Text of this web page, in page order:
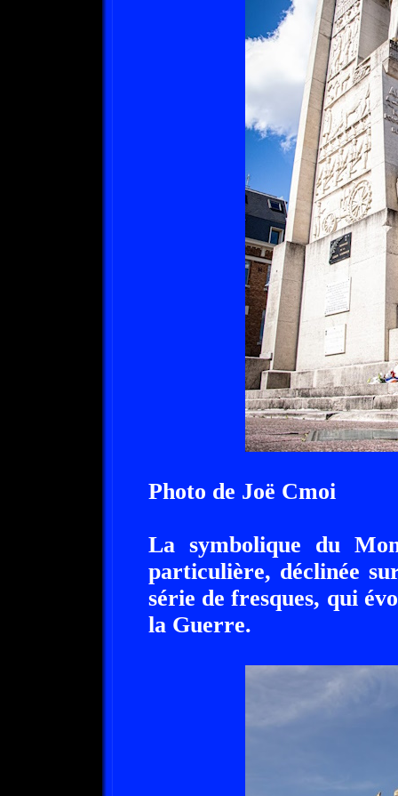
Photo de Joë Cmoi
La symbolique du
particulière, déclinée
série de fresques, qui
la Guerre.